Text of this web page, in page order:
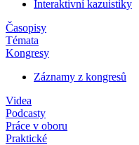
Interaktivní kazuistiky
Časopisy
Témata
Kongresy
Záznamy z kongresů
Videa
Podcasty
Práce v oboru
Praktické